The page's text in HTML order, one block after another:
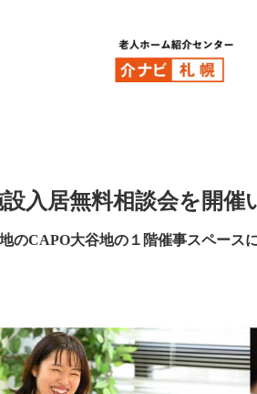
入居無料相談会を開催
のCAPO大谷地の１階催事スペース